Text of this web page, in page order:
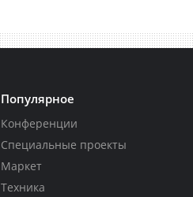
Популярное
Конференции
Специальные проекты
Маркет
Техника